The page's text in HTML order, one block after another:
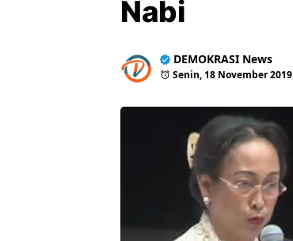
Nabi
DEMOKRASI News
Senin, 18 November 2019